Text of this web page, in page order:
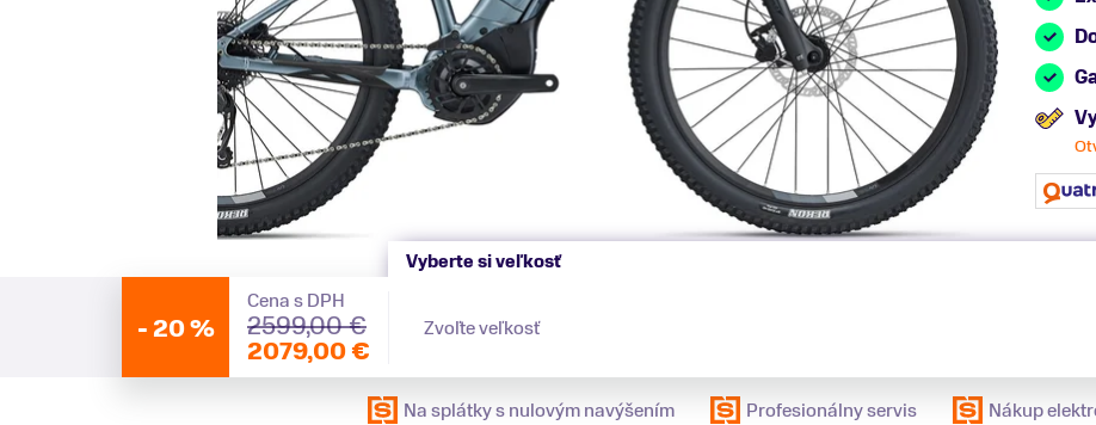
- 20 %
Cena s DPH
2599,00 €
2079,00 €
Vyberte si veľkosť
Zvoľte veľkosť
Na splátky s nulovým navýšením Profesionálny servis Nákup